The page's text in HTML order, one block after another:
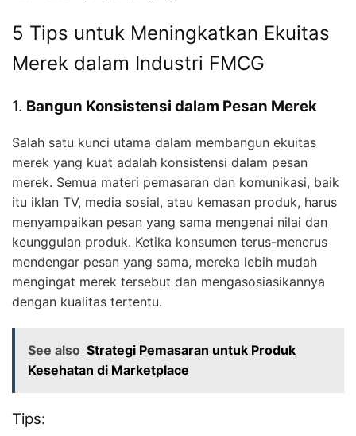
5 Tips untuk Meningkatkan Ekuitas
Merek dalam Industri FMCG
1. Bangun Konsistensi dalam Pesan Merek
Salah satu kunci utama dalam membangun ekuitas
merek yang kuat adalah konsistensi dalam pesan
merek. Semua materi pemasaran dan komunikasi, baik
itu iklan TV, media sosial, atau kemasan produk, harus
menyampaikan pesan yang sama mengenai nilai dan
keunggulan produk. Ketika konsumen terus-menerus
mendengar pesan yang sama, mereka lebih mudah
mengingat merek tersebut dan mengasosiasikannya
dengan kualitas tertentu.
See also Strategi Pemasaran untuk Produk
Kesehatan di Marketplace
Tips: